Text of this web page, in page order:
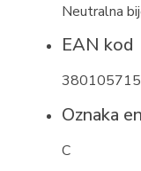
Neutralna
EAN kod
Oznaka
C